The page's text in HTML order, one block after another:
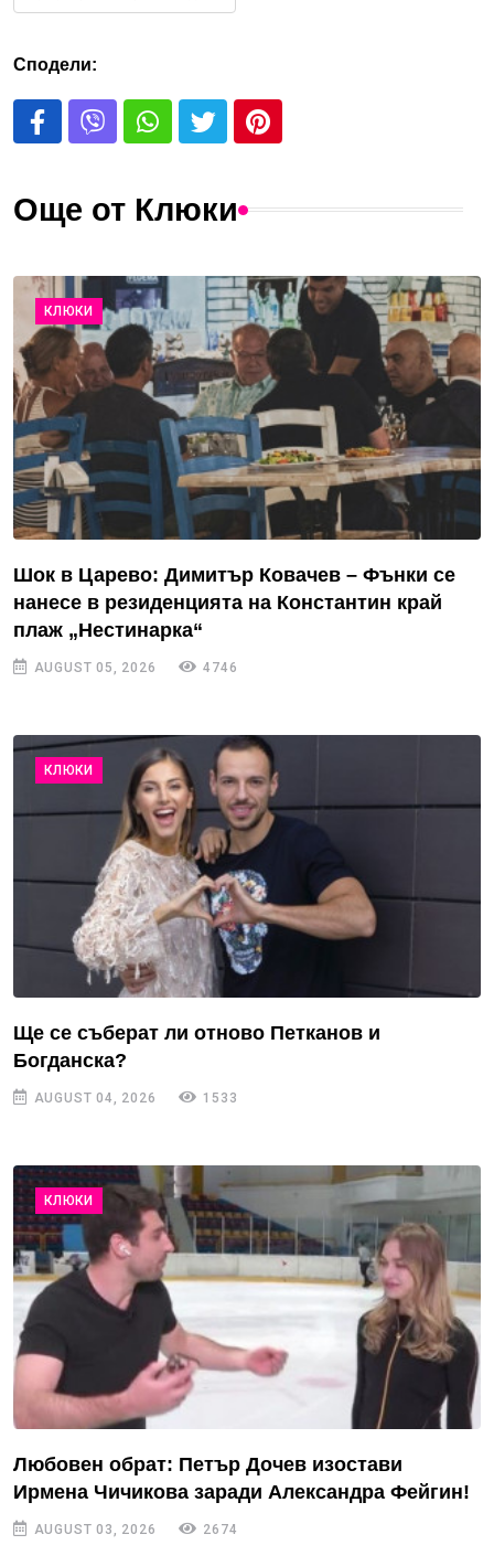
Сподели:
Още от Клюки
КЛЮКИ
Шок в Царево: Димитър Ковачев – Фънки се
нанесе в резиденцията на Константин край
плаж „Нестинарка“
AUGUST 05, 2026 4746
КЛЮКИ
Ще се съберат ли отново Петканов и
Богданска?
AUGUST 04, 2026 1533
КЛЮКИ
Любовен обрат: Петър Дочев изостави
Ирмена Чичикова заради Александра Фейгин!
AUGUST 03, 2026 2674